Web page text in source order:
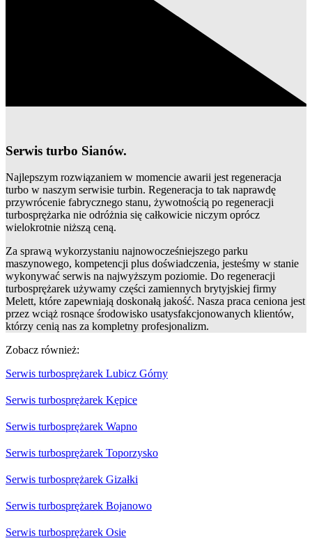
Serwis turbo Sianów.
Najlepszym rozwiązaniem w momencie awarii jest regeneracja
turbo w naszym serwisie turbin. Regeneracja to tak naprawdę
przywrócenie fabrycznego stanu, żywotnością po regeneracji
turbosprężarka nie odróżnia się całkowicie niczym oprócz
wielokrotnie niższą ceną.
Za sprawą wykorzystaniu najnowocześniejszego parku
maszynowego, kompetencji plus doświadczenia, jesteśmy w stanie
wykonywać serwis na najwyższym poziomie. Do regeneracji
turbosprężarek używamy części zamiennych brytyjskiej firmy
Melett, które zapewniają doskonałą jakość. Nasza praca ceniona jest
przez wciąż rosnące środowisko usatysfakcjonowanych klientów,
którzy cenią nas za kompletny profesjonalizm.
Zobacz również:
Serwis turbosprężarek Lubicz Górny
Serwis turbosprężarek Kępice
Serwis turbosprężarek Wapno
Serwis turbosprężarek Toporzysko
Serwis turbosprężarek Gizałki
Serwis turbosprężarek Bojanowo
Serwis turbosprężarek Osie